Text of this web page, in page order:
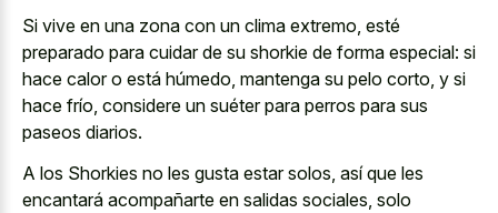
Si vive en una zona con un clima extremo, esté
preparado para cuidar de su shorkie de forma especial: si
hace calor o está húmedo, mantenga su pelo corto, y si
hace frío, considere un suéter para perros para sus
paseos diarios.
A los Shorkies no les gusta estar solos, así que les
encantará acompañarte en salidas sociales, solo